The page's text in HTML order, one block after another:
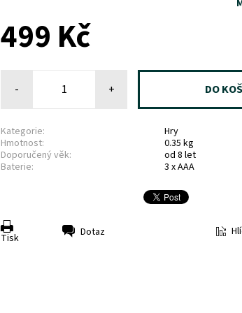
499 Kč
- +
Kategorie:
Hry
Hmotnost:
0.35 kg
Doporučený věk:
od 8 let
Baterie:
3 x AAA
Tisk Dotaz